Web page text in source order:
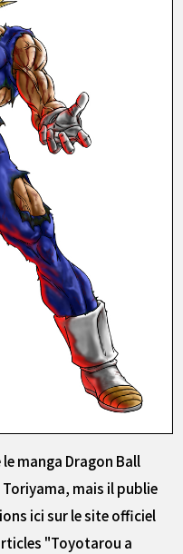
manga Dragon Ball
mais il publie
ici sur le site officiel
"Toyotarou a